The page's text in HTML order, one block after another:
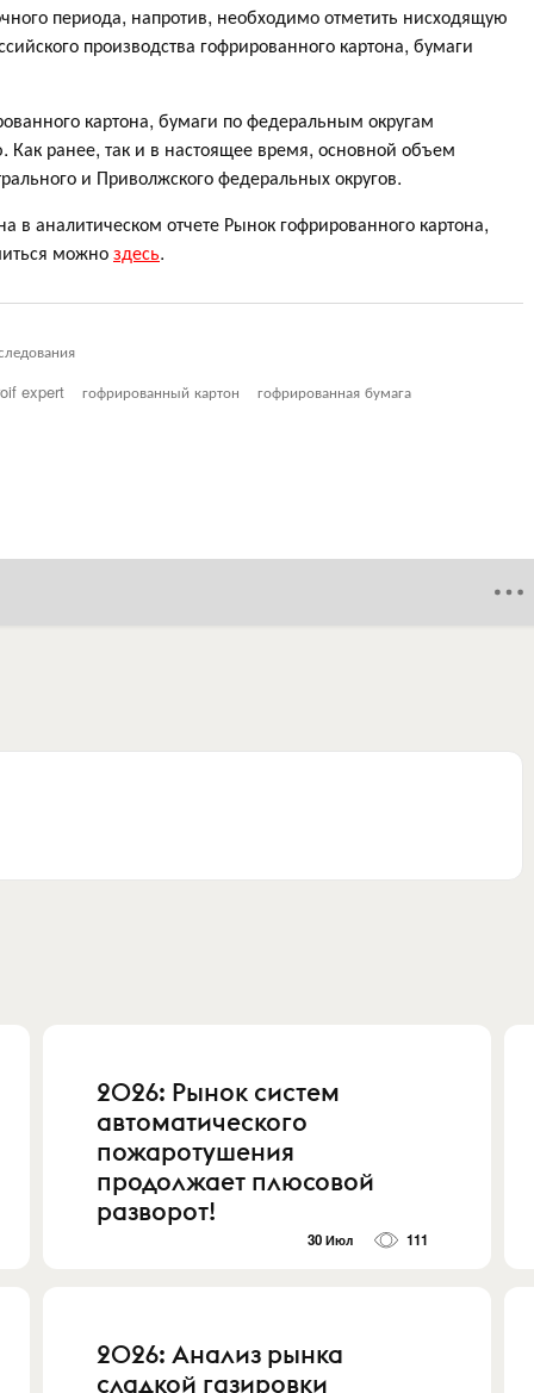
периода, напротив, необходимо отметить нисходящую
производства гофрированного картона, бумаги
картона, бумаги по федеральным округам
Как ранее, так и в настоящее время, основной объем
и Приволжского федеральных округов.
аналитическом отчете Рынок гофрированного картона,
можноздесь.
expert
гофрированный картон гофрированная бумага
2026: Рынок систем
автоматического
пожаротушения
продолжает плюсовой
разворот!
30 Июл 111
2026: Анализ рынка
сладкой газировки